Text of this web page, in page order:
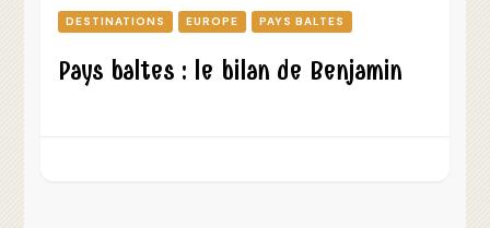
DESTINATIONS EUROPE PAYS BALTES
Pays baltes : le bilan de Benjamin